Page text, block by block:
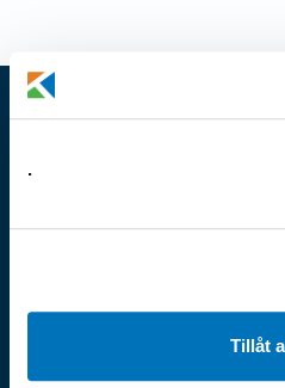
.
Tillåt
privatpersoner och
fjärrvärme. Vi är experter